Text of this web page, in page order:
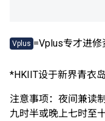
Vplus =Vplus专才进修
*HKIIT设于新界青衣
注意事项：夜间兼读
九时半或晚上七时至